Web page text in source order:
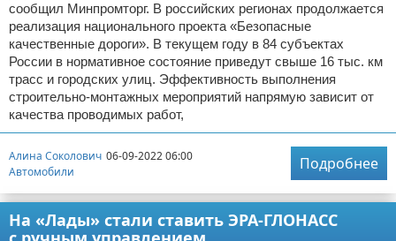
сообщил Минпромторг. В российских регионах продолжается
реализация национального проекта «Безопасные
качественные дороги». В текущем году в 84 субъектах
России в нормативное состояние приведут свыше 16 тыс. км
трасс и городских улиц. Эффективность выполнения
строительно-монтажных мероприятий напрямую зависит от
качества проводимых работ,
Алина Соколович 06-09-2022 06:00
Автомобили
Подробнее
На «Лады» стали ставить ЭРА-ГЛОНАСС